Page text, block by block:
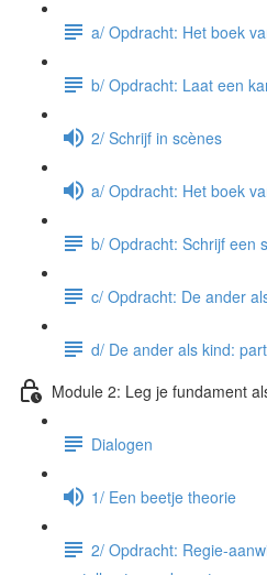
a/ Opdracht: Het boek
b/ Opdracht: Laat een
2/ Schrijf in scènes
a/ Opdracht: Het boek
b/ Opdracht: Schrijf een
c/ Opdracht: De ander
d/ De ander als kind:
Module 2: Leg je fundament
Dialogen
1/ Een beetje theorie
2/ Opdracht: Regie-